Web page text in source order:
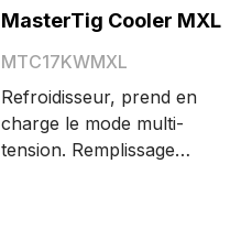
MasterTig Cooler MXL
MTC17KWMXL
Refroidisseur, prend en
charge le mode multi-
tension. Remplissage